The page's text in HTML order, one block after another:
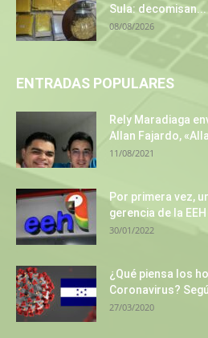
Sula: decomisan...
08/08/2026
ENTRADAS POPULARES
Rely Maradiaga
Allan Fajardo,
11/08/2021
Por primera vez,
gerencia de la EEH
30/01/2022
¿Qué piensa los
Coronavirus?
27/03/2020